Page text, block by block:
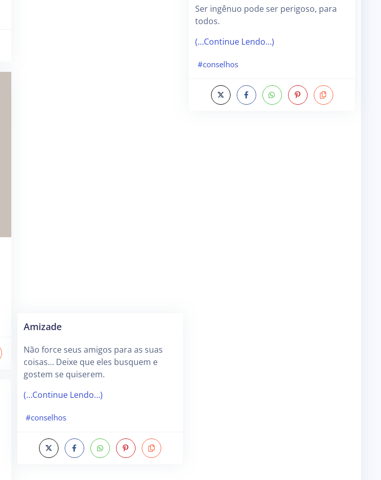
Amizade
Não force seus amigos para as suas
coisas… Deixe que eles busquem e
gostem se quiserem.
(…Continue Lendo…)
#conselhos
Ser ingênuo pode ser perigoso, para
todos.
(…Continue Lendo…)
#conselhos